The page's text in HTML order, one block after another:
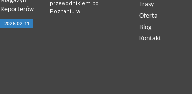
przewodnikiem po
Poznaniu w...
2026-02-11
Trasy
Oferta
Blog
Kontakt